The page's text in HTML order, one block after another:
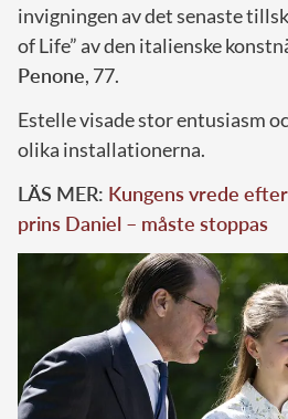
invigningen av det senaste
of Life” av den italienske
Penone, 77.
Estelle visade stor entusiasm
olika installationerna.
LÄS MER: Kungens vrede
prins Daniel – måste stoppas